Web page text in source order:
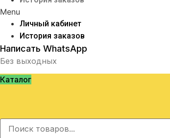
Menu
Личный кабинет
История заказов
Написать WhatsApp
Без выходных
Каталог